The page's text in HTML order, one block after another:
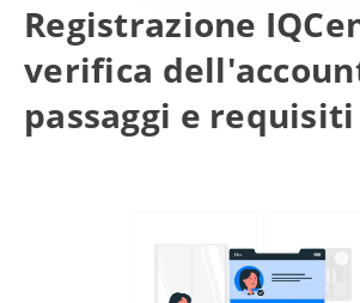
Registrazione
verifica
passaggi e requisiti